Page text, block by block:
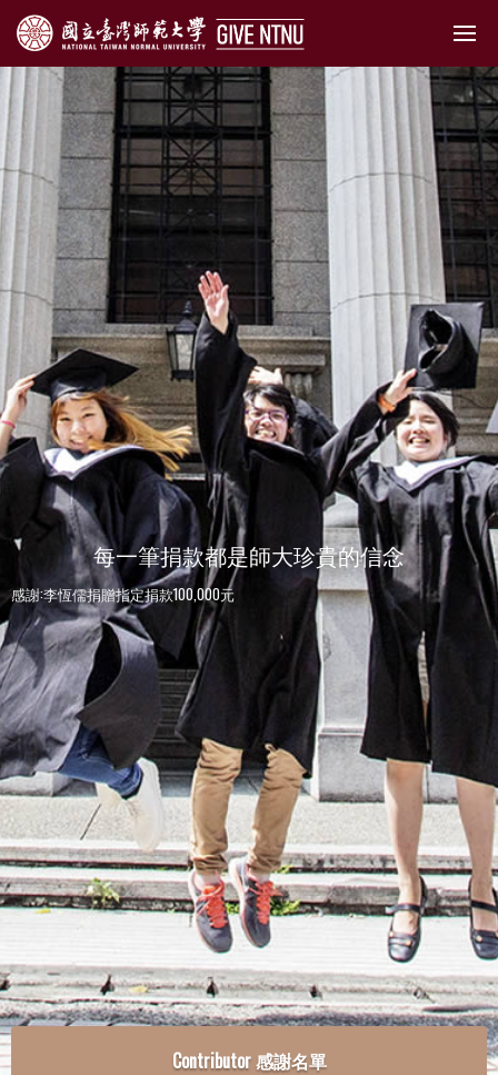
每一筆捐款都是師大珍貴的信念
感謝:李恆儒捐贈指定捐款100,000元
感謝:師大人捐贈指定捐款100元
Contributor 感謝名單